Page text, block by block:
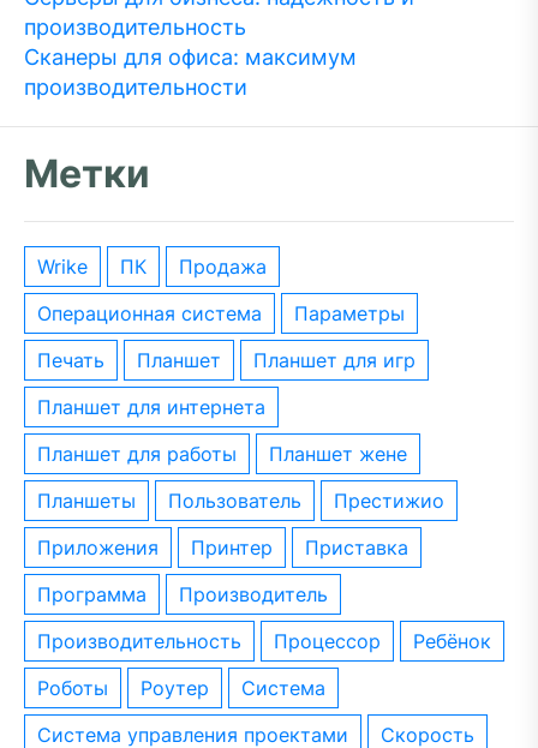
производительность
Сканеры для офиса: максимум
производительности
Метки
wrike ПК
Продажа
операционная система
параметры
печать
планшет
планшет для игр
планшет для интернета
планшет для работы
планшет жене
планшеты
пользователь
престижио
приложения
принтер
приставка
программа
производитель
производительность
процессор
ребёнок
роботы
роутер
система
система управления проектами
скорость